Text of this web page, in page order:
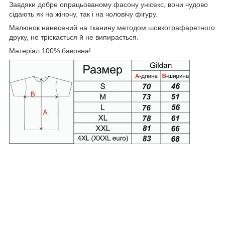
Завдяки добре опрацьованому фасону унісекс, вони чудово
сідають як на жіночу, так і на чоловічу фігуру.
Малюнок нанесений на тканину методом шовкотрафаретного
друку, не тріскається й не випирається.
Матеріал 100% бавовна!